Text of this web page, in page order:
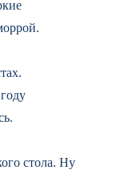
стола. Ну